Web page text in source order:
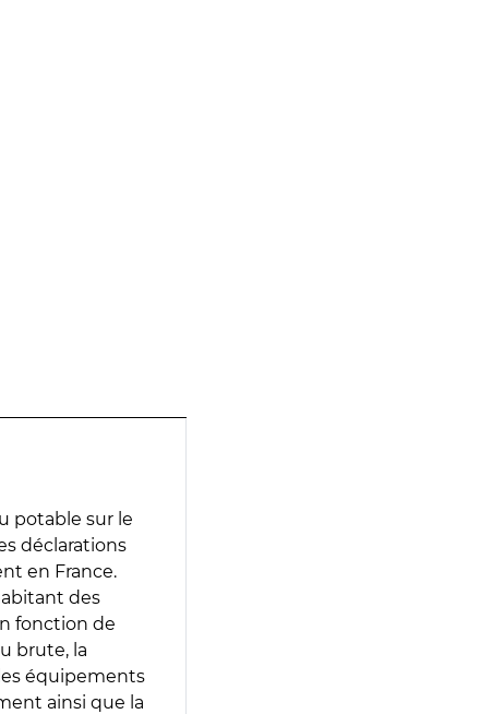
potable sur le
déclarations
en France.
des
fonction de
brute, la
équipements
ainsi que la